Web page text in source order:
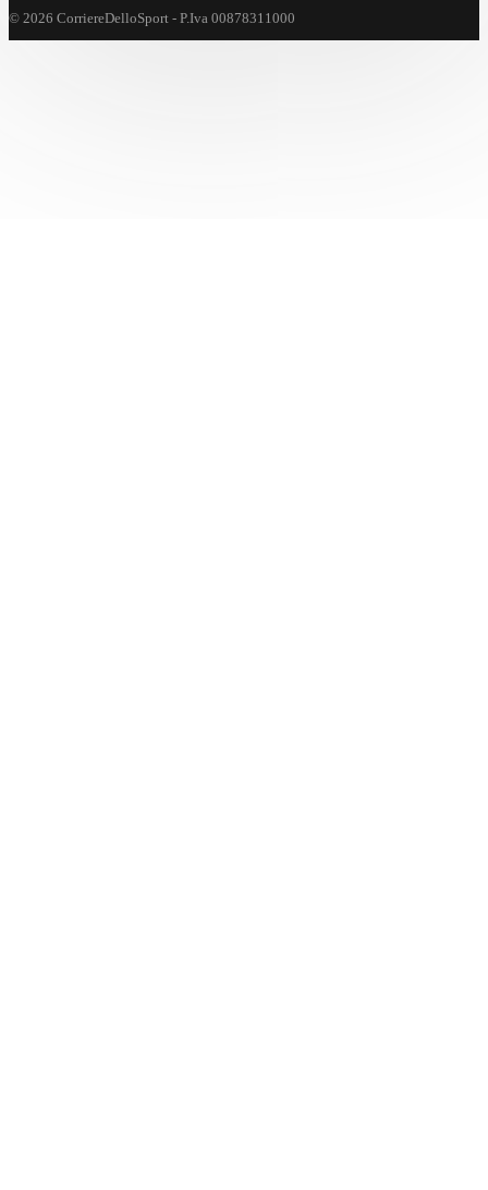
© 2026 CorriereDelloSport - P.Iva 00878311000